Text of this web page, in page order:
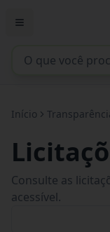
Início
Consulte as
acessível.